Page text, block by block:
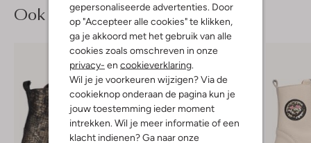
gepersonaliseerde advertenties. Door
op "Accepteer alle cookies" te klikken,
ga je akkoord met het gebruik van alle
cookies zoals omschreven in onze
privacy- en cookieverklaring
Wil je je voorkeuren wijzigen? Via de
cookieknop onderaan de pagina kun je
jouw toestemming ieder moment
intrekken. Wil je meer informatie of een
klacht indienen? Ga naar onze
Ook iets voor jou?